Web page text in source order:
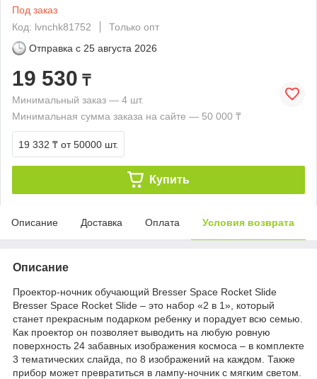
Под заказ
Код: lvnchk81752
Только опт
Отправка с 25 августа 2026
19 530 ₸
Минимальный заказ — 4 шт.
Минимальная сумма заказа на сайте — 50 000 ₸
19 332 ₸ от 50000 шт.
Купить
Описание Доставка Оплата Условия возврата
Описание
Проектор-ночник обучающий Bresser Space Rocket Slide
Bresser Space Rocket Slide – это набор «2 в 1», который
станет прекрасным подарком ребенку и порадует всю семью.
Как проектор он позволяет выводить на любую ровную
поверхность 24 забавных изображения космоса – в комплекте
3 тематических слайда, по 8 изображений на каждом. Также
прибор может превратиться в лампу-ночник с мягким светом.